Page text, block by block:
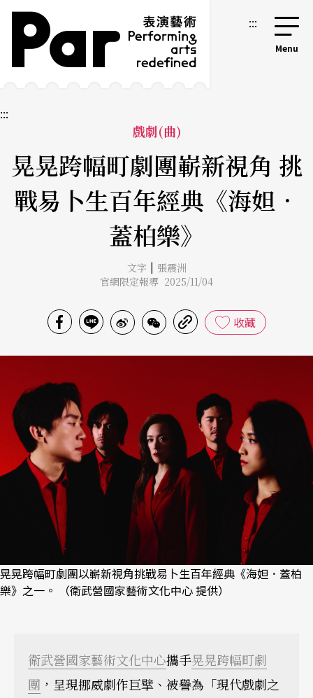
跳到主要內容區塊
網站導覽 :::
:::
戲劇(曲)
晃晃跨幅町劇團嶄新視角 挑
戰易卜生百年經典《海妲．
蓋柏樂》
文字 | 張震洲
官網限定報導 2025/11/04
收藏
晃晃跨幅町劇團以嶄新視角挑戰易卜生百年經典《海妲．蓋柏
樂》之一。 （衛武營國家藝術文化中心 提供）
衛武營國家藝術文化中心攜手晃晃跨幅町劇
團 ，呈現挪威劇作巨擘、被譽為「現代戲劇之